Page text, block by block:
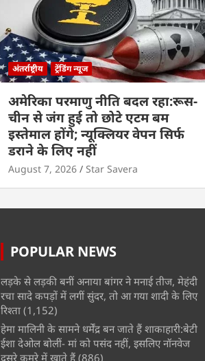
अंतर्राष्ट्रीय ट्रेंडिंग न्यूज
अमेरिका परमाणु नीति बदल रहा:रूस-
चीन से जंग हुई तो छोटे एटम बम
इस्तेमाल होंगे; न्यूक्लियर वेपन सिर्फ
डराने के लिए नहीं
August 7, 2026 Star Savera
POPULAR NEWS
लड़के से लड़की बनीं अनाया बांगर ने मनाई तीज, मेहंदी
रचा सादे कपड़ों में लगीं सुंदर, तो आ गया शादी के लिए
रिश्ता (1,152)
हेमा मालिनी के सामने धर्मेंद्र बन जाते हैं शाकाहारी:बेटी
ईशा देओल बोलीं- मां को पसंद नहीं, इसलिए नॉनवेज
दूसरे कमरे में खाते हैं (886)